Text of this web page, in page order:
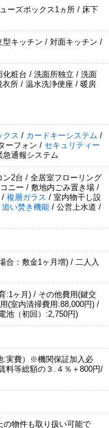
ーズボックス1ヵ所 / 床下
型キッチン / 対面キッチン /
粧台 / 洗面所独立 / 洗面
所 / 温水洗浄便座 / 暖房
クス / カードキーシステム /
ーフォン / セキュリティー
急通報システム
2台 / 全居室フローリング
ニー / 敷地内ごみ置き場 /
/ 複層ガラス / 室内物干し設
追い焚き機能 / 公営上水道 /
合：敷金1ヶ月増) / 二人入
:1ヶ月) / その他費用(鍵交
(室内清掃費用:88,000円) /
池（初回）:2,750円)
:実費）※機関保証加入必
料等総額の３.４％＋800円/
の物件も取り扱い可能で